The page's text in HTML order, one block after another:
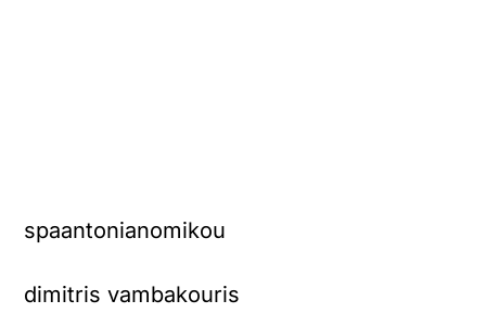
spaantonianomikou
dimitris vambakouris